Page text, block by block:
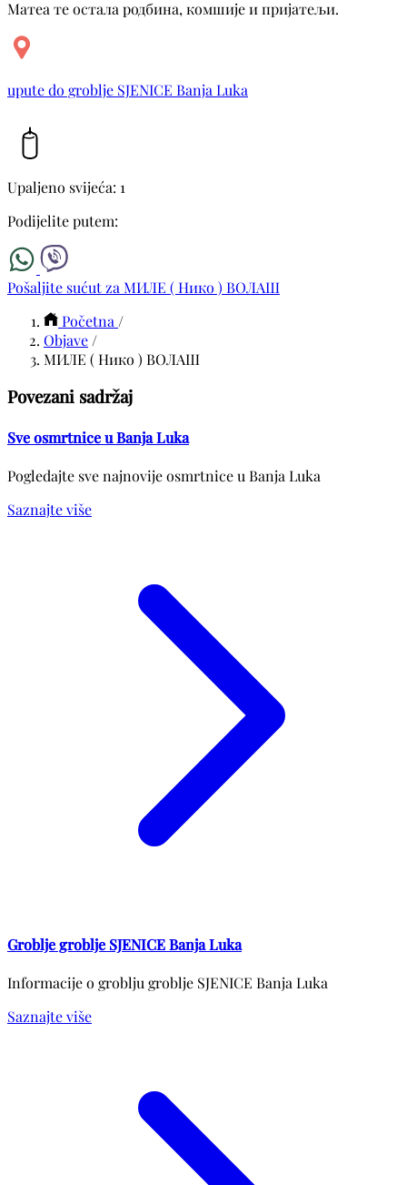
Матеа те остала родбина, комшије и пријатељи.
upute do groblje SJENICE Banja Luka
Upaljeno svijeća: 1
Podijelite putem:
Pošaljite sućut za МИЛЕ ( Нико ) ВОЛАШ
Početna /
Objave /
МИЛЕ ( Нико ) ВОЛАШ
Povezani sadržaj
Sve osmrtnice u Banja Luka
Pogledajte sve najnovije osmrtnice u Banja Luka
Saznajte više
Groblje groblje SJENICE Banja Luka
Informacije o groblju groblje SJENICE Banja Luka
Saznajte više